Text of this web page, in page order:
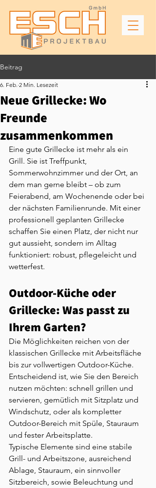
Beitrag
Neue Grillecke: Wo
Freunde
zusammenkommen
6. Feb. 2 Min. Lesezeit
Eine gute Grillecke ist mehr als ein
Grill. Sie ist Treffpunkt,
Sommerwohnzimmer und der Ort, an
dem man gerne bleibt – ob zum
Feierabend, am Wochenende oder bei
der nächsten Familienrunde. Mit einer
professionell geplanten Grillecke
schaffen Sie einen Platz, der nicht nur
gut aussieht, sondern im Alltag
funktioniert: robust, pflegeleicht und
wetterfest.
Outdoor-Küche oder
Grillecke: Was passt zu
Ihrem Garten?
Die Möglichkeiten reichen von der
klassischen Grillecke mit Arbeitsfläche
bis zur vollwertigen Outdoor-Küche.
Entscheidend ist, wie Sie den Bereich
nutzen möchten: schnell grillen und
servieren, gemütlich mit Sitzplatz und
Windschutz, oder als kompletter
Outdoor-Bereich mit Spüle, Stauraum
und fester Arbeitsplatte.
Typische Elemente sind eine stabile
Grill- und Arbeitszone, ausreichend
Ablage, Stauraum, ein sinnvoller
Sitzbereich, sowie Beleuchtung und